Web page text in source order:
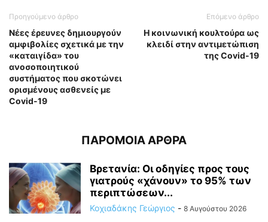
Προηγούμενο άρθρο
Νέες έρευνες δημιουργούν
αμφιβολίες σχετικά με την
«καταιγίδα» του
ανοσοποιητικού
συστήματος που σκοτώνει
ορισμένους ασθενείς με
Covid-19
Επόμενο άρθρο
Η κοινωνική κουλτούρα ως
κλειδί στην αντιμετώπιση
της Covid-19
ΠΑΡΟΜΟΙΑ ΑΡΘΡΑ
Βρετανία: Οι οδηγίες προς τους
γιατρούς «χάνουν» το 95% των
περιπτώσεων...
Κοχιαδάκης Γεώργιος - 8 Αυγούστου 2026